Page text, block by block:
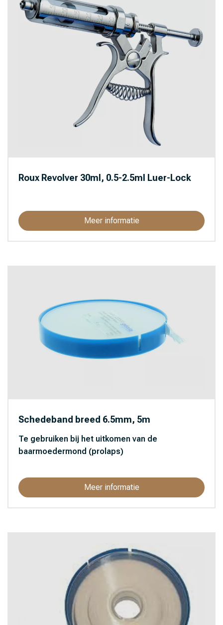
Roux Revolver 30ml, 0.5-2.5ml Luer-Lock
Meer informatie
Schedeband breed 6.5mm, 5m
Te gebruiken bij het uitkomen van de
baarmoedermond (prolaps)
Meer informatie